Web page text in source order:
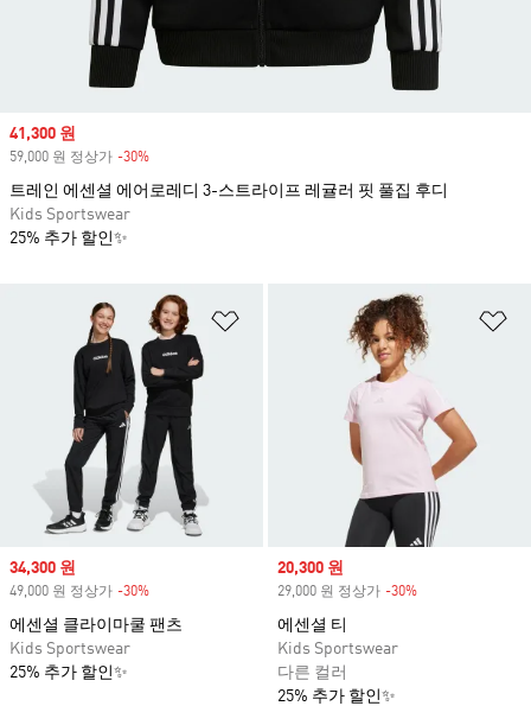
위시리스트 담기
Sale price
34,300 원
49,000 원 정상가 -30%
에센셜 클라이마쿨 팬츠
Kids Sportswear
25% 추가 할인✨
Sale price
20,300 원
29,000 원 정상가 -30%
에센셜 티
Kids Sportswear
다른 컬러
25% 추가 할인✨
Sale price
41,300 원
59,000 원 정상가 -30%
트레인 에센셜 에어로레디 3-스트라이프 레귤러 핏 풀집 후디
Kids Sportswear
25% 추가 할인✨